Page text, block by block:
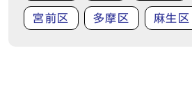
宮前区 多摩区 麻生区